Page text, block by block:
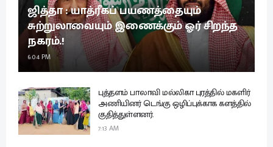
ஜித்தா : யாத்ரீகப் பயணத்தையும்
சுற்றுலாவையும் இணைக்கும் ஓர் சிறந்த
நகரம்.!
6:04 PM
புத்தளம் பாலாவி மல்லிகா புரத்தில் மகளிர்
அணியினர் டெங்கு ஒழிப்புக்காக களத்தில்
குதித்துள்ளனர்.
7:13 AM